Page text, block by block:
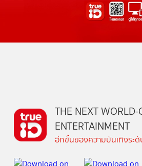
THE NEXT WORLD-
ENTERTAINMENT
อีกขั้นของความบันเทิงระ